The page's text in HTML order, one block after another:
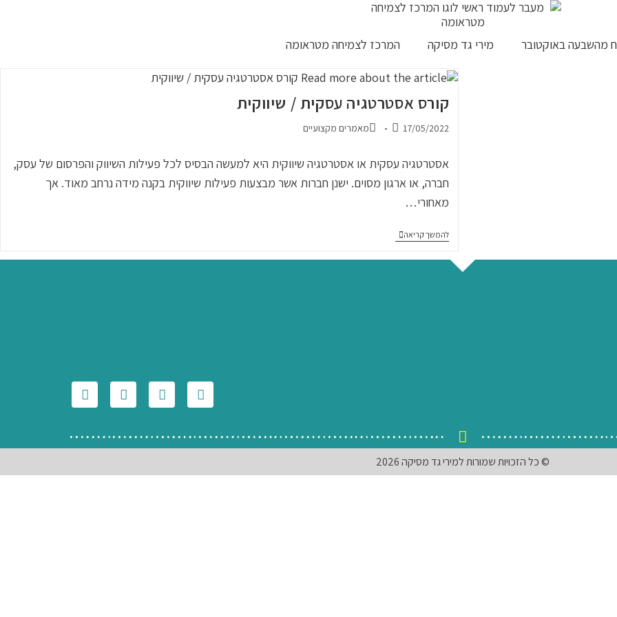
מהשבעה באוקטובר מירי גד מסיקה המרכז לצמיחה מטראומה
קורס אסטרטגיה עסקית / שיווקית
17/05/2022 מאמרים מקצועיים
אסטרטגיה עסקית או אסטרטגיה שיווקית היא למעשה הבסיס לכל פעילות השיווק והפרסום של עסק,
חברה, או ארגון מסוים. ישנן חברות אשר מבצעות פעילות שיווקית בקנה מידה נרחב מאוד. אך
מאחורי…
להמשך קריאה
© כל הזכויות שמורות למירי גד מסיקה 2026